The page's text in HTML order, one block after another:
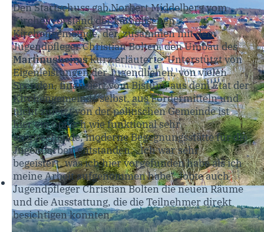
Den Startschuss gab Norbert Middelberg vom
Kirchenvorstand der katholischen
Kirchengemeinde, der, zusammen mit dem
Jugendpfleger Christian Bolten, den Umbau des
Martinusheimskurz erläuterte. Unterstützt von
Eigenleistungen der Jugendlichen, von vielen
Spenden, finanziert vom Bistum, aus dem Etat der
Kirchengemeinde selbst, aus Fördermitteln und
nicht zuletzt von der politischen Gemeinde ist
hier ein optisch wie funktional sehr
ansprechende, moderne Begegnungsstätte für die
Jugendarbeit entstanden. „Ich war sehr
begeistert, was ich hier vorgefunden habe als ich
meine Arbeit aufgenommen habe“, lobte auch
Jugendpfleger Christian Bolten die neuen Räume
und die Ausstattung, die die Teilnehmer direkt
besichtigen konnten.